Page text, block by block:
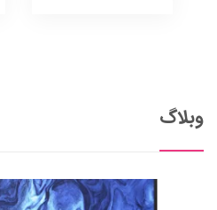
وبلاگ